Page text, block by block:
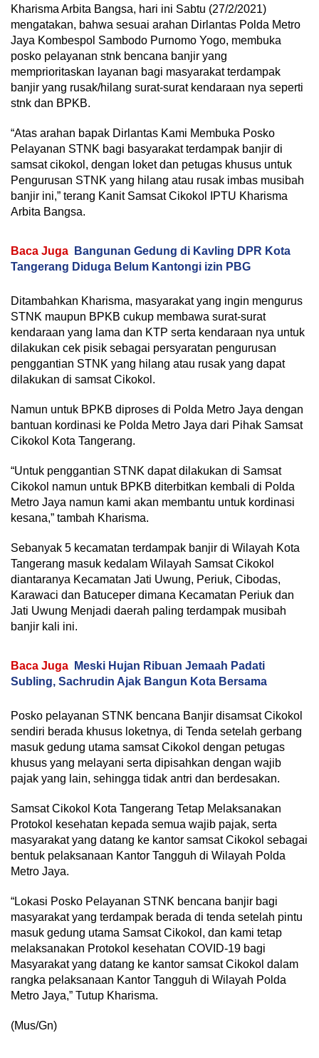
Kharisma Arbita Bangsa, hari ini Sabtu (27/2/2021)
mengatakan, bahwa sesuai arahan Dirlantas Polda Metro
Jaya Kombespol Sambodo Purnomo Yogo, membuka
posko pelayanan stnk bencana banjir yang
memprioritaskan layanan bagi masyarakat terdampak
banjir yang rusak/hilang surat-surat kendaraan nya seperti
stnk dan BPKB.
“Atas arahan bapak Dirlantas Kami Membuka Posko
Pelayanan STNK bagi basyarakat terdampak banjir di
samsat cikokol, dengan loket dan petugas khusus untuk
Pengurusan STNK yang hilang atau rusak imbas musibah
banjir ini,” terang Kanit Samsat Cikokol IPTU Kharisma
Arbita Bangsa.
Baca Juga
Bangunan Gedung di Kavling DPR Kota
Tangerang Diduga Belum Kantongi izin PBG
Ditambahkan Kharisma, masyarakat yang ingin mengurus
STNK maupun BPKB cukup membawa surat-surat
kendaraan yang lama dan KTP serta kendaraan nya untuk
dilakukan cek pisik sebagai persyaratan pengurusan
penggantian STNK yang hilang atau rusak yang dapat
dilakukan di samsat Cikokol.
Namun untuk BPKB diproses di Polda Metro Jaya dengan
bantuan kordinasi ke Polda Metro Jaya dari Pihak Samsat
Cikokol Kota Tangerang.
“Untuk penggantian STNK dapat dilakukan di Samsat
Cikokol namun untuk BPKB diterbitkan kembali di Polda
Metro Jaya namun kami akan membantu untuk kordinasi
kesana,” tambah Kharisma.
Sebanyak 5 kecamatan terdampak banjir di Wilayah Kota
Tangerang masuk kedalam Wilayah Samsat Cikokol
diantaranya Kecamatan Jati Uwung, Periuk, Cibodas,
Karawaci dan Batuceper dimana Kecamatan Periuk dan
Jati Uwung Menjadi daerah paling terdampak musibah
banjir kali ini.
Baca Juga
Meski Hujan Ribuan Jemaah Padati
Subling, Sachrudin Ajak Bangun Kota Bersama
Posko pelayanan STNK bencana Banjir disamsat Cikokol
sendiri berada khusus loketnya, di Tenda setelah gerbang
masuk gedung utama samsat Cikokol dengan petugas
khusus yang melayani serta dipisahkan dengan wajib
pajak yang lain, sehingga tidak antri dan berdesakan.
Samsat Cikokol Kota Tangerang Tetap Melaksanakan
Protokol kesehatan kepada semua wajib pajak, serta
masyarakat yang datang ke kantor samsat Cikokol sebagai
bentuk pelaksanaan Kantor Tangguh di Wilayah Polda
Metro Jaya.
“Lokasi Posko Pelayanan STNK bencana banjir bagi
masyarakat yang terdampak berada di tenda setelah pintu
masuk gedung utama Samsat Cikokol, dan kami tetap
melaksanakan Protokol kesehatan COVID-19 bagi
Masyarakat yang datang ke kantor samsat Cikokol dalam
rangka pelaksanaan Kantor Tangguh di Wilayah Polda
Metro Jaya,” Tutup Kharisma.
(Mus/Gn)